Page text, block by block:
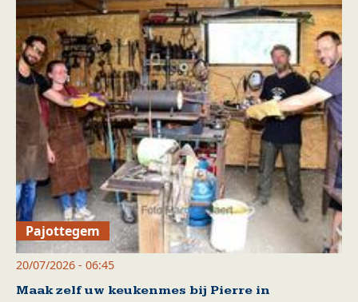
Pajottegem
20/07/2026 - 06:45
Maak zelf uw keukenmes bij Pierre in